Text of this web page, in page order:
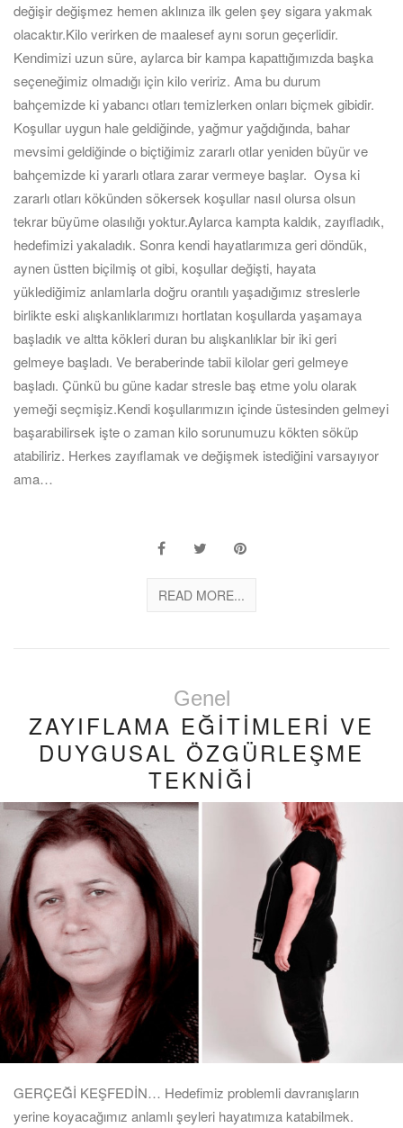
değişir değişmez hemen aklınıza ilk gelen şey sigara yakmak
olacaktır.Kilo verirken de maalesef aynı sorun geçerlidir.
Kendimizi uzun süre, aylarca bir kampa kapattığımızda başka
seçeneğimiz olmadığı için kilo veririz. Ama bu durum
bahçemizde ki yabancı otları temizlerken onları biçmek gibidir.
Koşullar uygun hale geldiğinde, yağmur yağdığında, bahar
mevsimi geldiğinde o biçtiğimiz zararlı otlar yeniden büyür ve
bahçemizde ki yararlı otlara zarar vermeye başlar. Oysa ki
zararlı otları kökünden sökersek koşullar nasıl olursa olsun
tekrar büyüme olasılığı yoktur.Aylarca kampta kaldık, zayıfladık,
hedefimizi yakaladık. Sonra kendi hayatlarımıza geri döndük,
aynen üstten biçilmiş ot gibi, koşullar değişti, hayata
yüklediğimiz anlamlarla doğru orantılı yaşadığımız streslerle
birlikte eski alışkanlıklarımızı hortlatan koşullarda yaşamaya
başladık ve altta kökleri duran bu alışkanlıklar bir iki geri
gelmeye başladı. Ve beraberinde tabii kilolar geri gelmeye
başladı. Çünkü bu güne kadar stresle baş etme yolu olarak
yemeği seçmişiz.Kendi koşullarımızın içinde üstesinden gelmeyi
başarabilirsek işte o zaman kilo sorunumuzu kökten söküp
atabiliriz. Herkes zayıflamak ve değişmek istediğini varsayıyor
ama…
READ MORE...
Genel
ZAYIFLAMA EĞİTİMLERİ VE
DUYGUSAL ÖZGÜRLEŞME
TEKNİĞİ
GERÇEĞİ KEŞFEDİN… Hedefimiz problemli davranışların
yerine koyacağımız anlamlı şeyleri hayatımıza katabilmek.